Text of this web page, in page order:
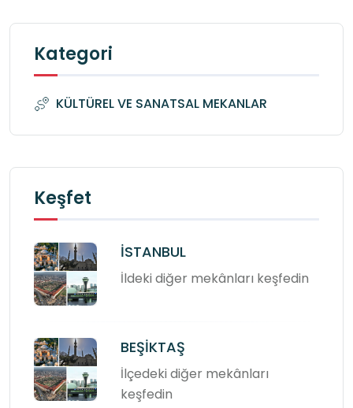
Kategori
KÜLTÜREL VE SANATSAL MEKANLAR
Keşfet
İSTANBUL
İldeki diğer mekânları keşfedin
BEŞİKTAŞ
İlçedeki diğer mekânları
keşfedin